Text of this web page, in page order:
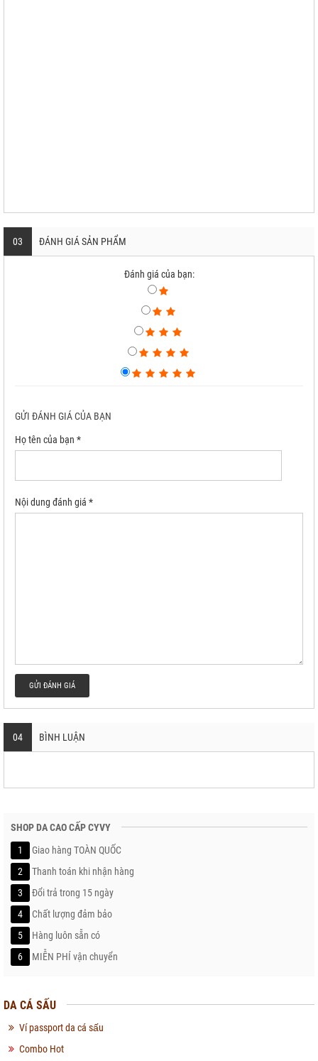
03 ĐÁNH GIÁ SẢN PHẨM
Đánh giá của bạn:
GỬI ĐÁNH GIÁ CỦA BẠN
Họ tên của bạn *
Nội dung đánh giá *
GỬI ĐÁNH GIÁ
04 BÌNH LUẬN
SHOP DA CAO CẤP CYVY
1
Giao hàng TOÀN QUỐC
2
Thanh toán khi nhận hàng
3
Đổi trả trong 15 ngày
4
Chất lượng đảm bảo
5
Hàng luôn sẵn có
6
MIỄN PHÍ vận chuyển
DA CÁ SẤU
Ví passport da cá sấu
Combo Hot